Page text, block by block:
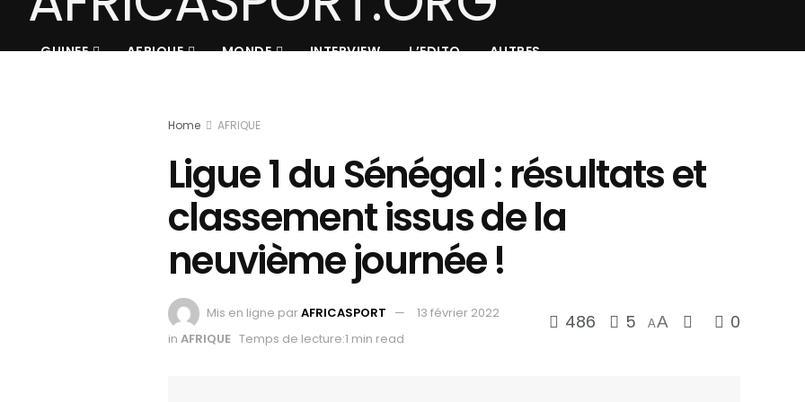
GUINEE AFRIQUE MONDE INTERVIEW L’EDITO AUTRES
Home AFRIQUE
Ligue 1 du Sénégal : résultats et
classement issus de la
neuvième journée !
Mis en ligne parAFRICASPORT
13 février 2022
in AFRIQUE Temps de lecture:1 min read
486 5 AA 0